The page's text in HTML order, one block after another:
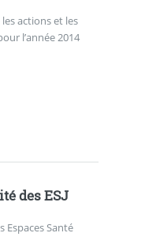
actions et les
l’année 2014
des ESJ
Espaces Santé